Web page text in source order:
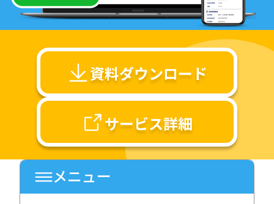
資料ダウンロード
サービス詳細
メニュー